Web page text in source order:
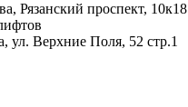
Рязанский проспект, 10к18
ул. Верхние Поля, 52 стр.1